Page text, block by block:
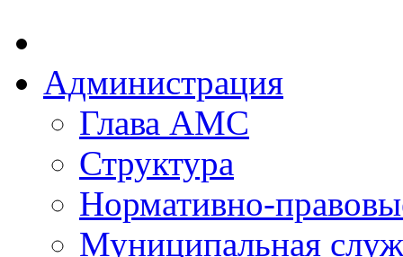
Администрация
Глава АМС
Структура
Нормативно-
Муниципальная